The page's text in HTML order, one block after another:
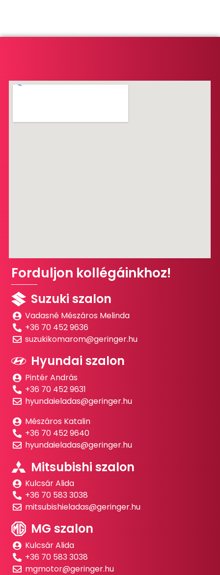
Forduljon kollégáinkhoz!
Suzuki szalon
Vadasné Mészáros Melinda
+36 70 452 9636
suzukikomarom@geringer.hu
Hyundai szalon
Pintér András
+36 70 452 9631
hyundaieladas@geringer.hu
Mészáros Katalin
+36 70 452 9640
hyundaieladas@geringer.hu
Mitsubishi szalon
Kulcsár Alida
+36 70 583 3038
mitsubishieladas@geringer.hu
MG szalon
Kulcsár Alida
+36 70 583 3038
mgmotor@geringer.hu